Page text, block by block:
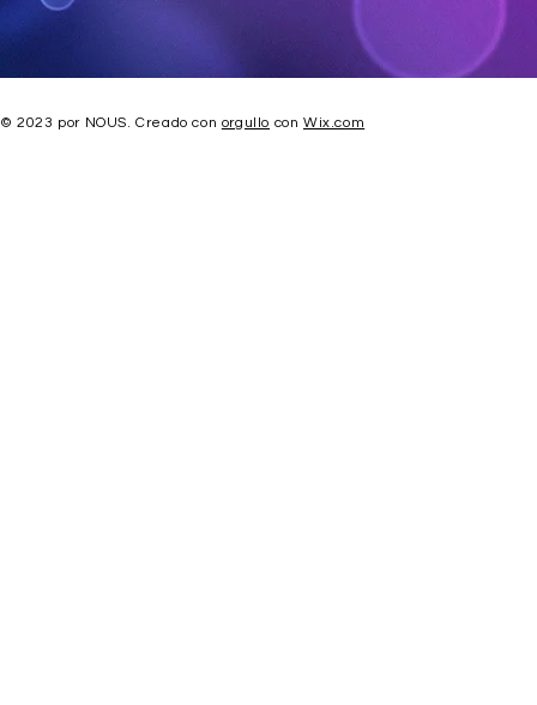
© 2023 por NOUS. Creado con orgullo conWix.com